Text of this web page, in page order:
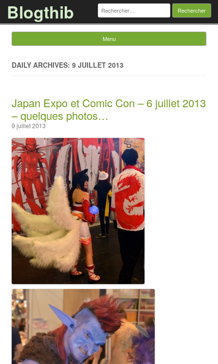
Blogthib Rechercher :
Menu
DAILY ARCHIVES: 9 JUILLET 2013
Japan Expo et Comic Con – 6 juillet 2013
– quelques photos…
9 juillet 2013